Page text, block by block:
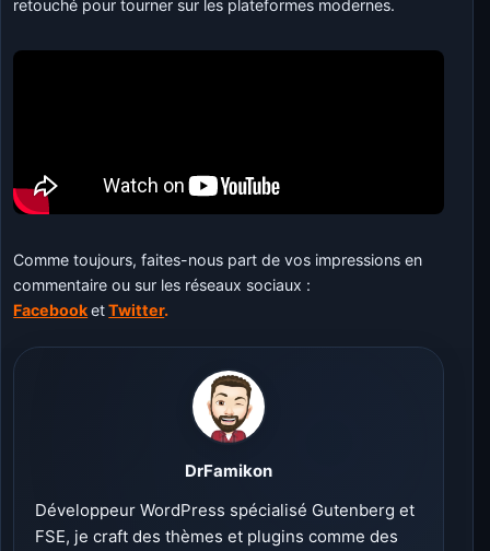
retouché pour tourner sur les plateformes modernes.
Comme toujours, faites-nous part de vos impressions en
commentaire ou sur les réseaux sociaux :
FacebooketTwitter.
DrFamikon
Développeur WordPress spécialisé Gutenberg et
FSE, je craft des thèmes et plugins comme des